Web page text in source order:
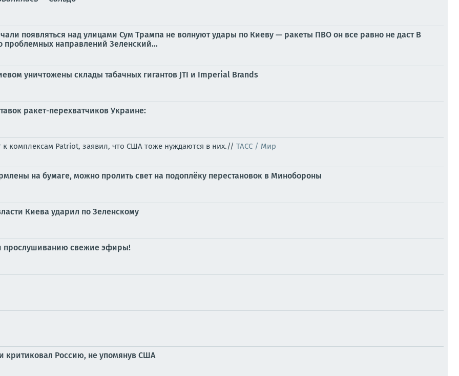
появляться над улицами Сум Трампа не волнуют удары по Киеву — ракеты ПВО он все равно не даст В
проблемных направлений Зеленский...
уничтожены склады табачных гигантов JTI и Imperial Brands
ракет-перехватчиков Украине:
комплексам Patriot, заявил, что США тоже нуждаются в них.// ТАСС / Мир
на бумаге, можно пролить свет на подоплёку перестановок в Минобороны
Киева ударил по Зеленскому
прослушиванию свежие эфиры!
Россию, не упомянув США